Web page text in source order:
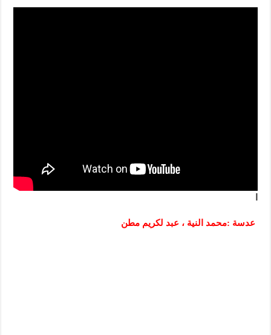
عدسة :محمد النية ، عبد لكريم مطن